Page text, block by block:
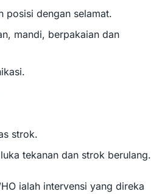
posisi dengan selamat.
mandi, berpakaian dan
strok.
tekanan dan strok berulang.
ialah intervensi yang direka